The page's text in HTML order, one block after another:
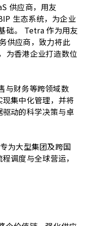
供应商，⽤友
⽣态系统，为企业
础。 Tetra 作为⽤友
供应商，致⼒将此
为⾹港企业打造数位
与财务等跨领域数
集中化管理，并将
动的科学决策与卓
为⼤型集团及跨国
调度与全球营运，